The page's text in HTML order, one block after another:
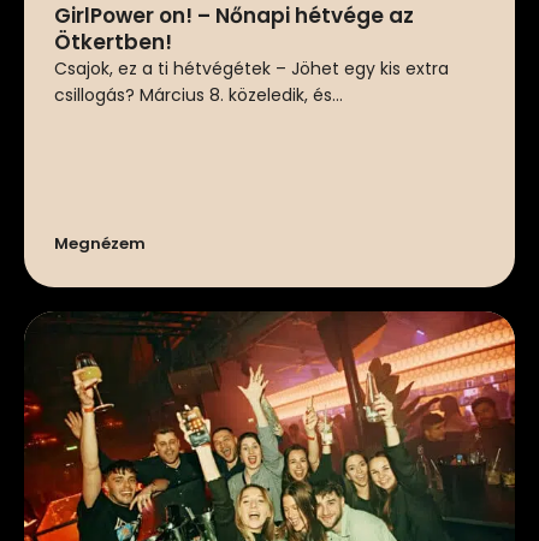
GirlPower on! – Nőnapi hétvége az
Ötkertben!
Csajok, ez a ti hétvégétek – Jöhet egy kis extra
csillogás? Március 8. közeledik, és...
Megnézem